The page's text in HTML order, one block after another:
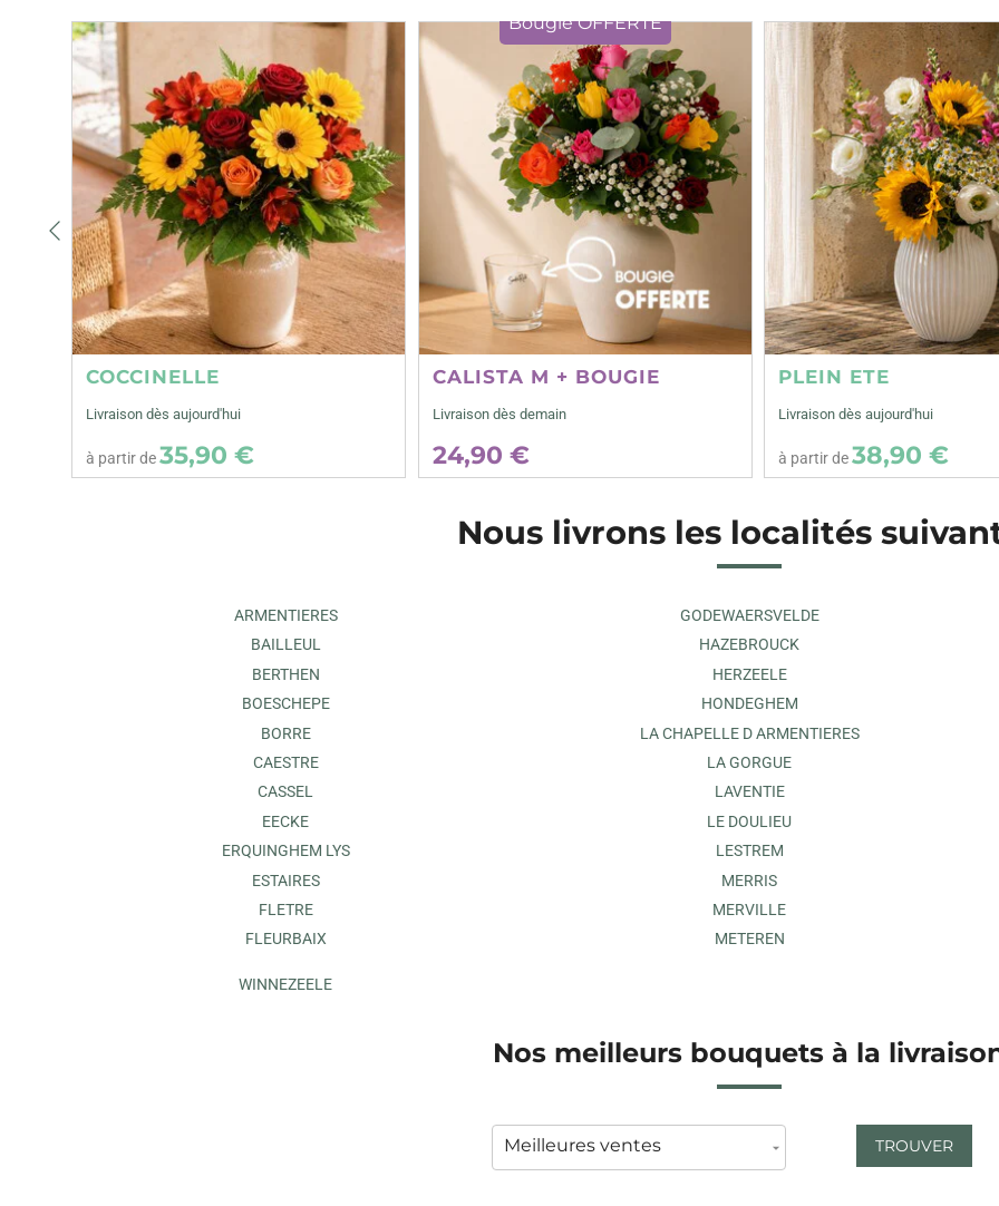
COCCINELLE
Livraison dès aujourd'hui
à partir de35,90 €
Bougie OFFERTE
CALISTA M + BOUGIE
Livraison dès demain
24,90 €
PLEIN ETE
Livraison dès aujourd'hui
à partir de38,90 €
Précédent
Nous livrons les localités
ARMENTIERES
BAILLEUL
BERTHEN
BOESCHEPE
BORRE
CAESTRE
CASSEL
EECKE
ERQUINGHEM LYS
ESTAIRES
FLETRE
FLEURBAIX
GODEWAERSVELDE
HAZEBROUCK
HERZEELE
HONDEGHEM
LA CHAPELLE D ARMENTIERES
LA GORGUE
LAVENTIE
LE DOULIEU
LESTREM
MERRIS
MERVILLE
METEREN
WINNEZEELE
Nos meilleurs bouquets à la
TROUVER